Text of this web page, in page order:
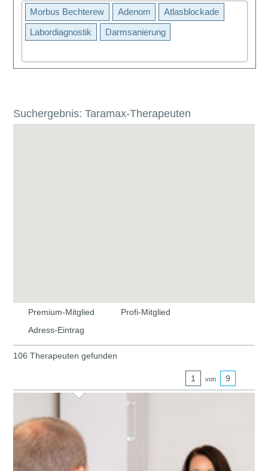
Morbus Bechterew Adenom
Atlasblockade
Labordiagnostik
Darmsanierung
Suchergebnis: Taramax-Therapeuten
Premium-Mitglied
Profi-Mitglied
Adress-Eintrag
106 Therapeuten gefunden
1 von 9